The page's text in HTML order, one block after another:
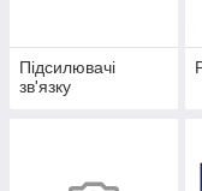
Підсилювачі
зв'язку